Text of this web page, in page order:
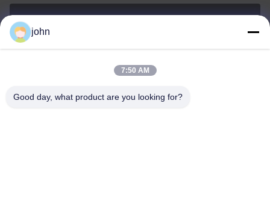
0086-153-7406-6785
john
7:50 AM
Good day, what product are you looking for?